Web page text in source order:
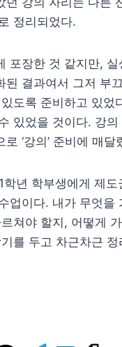
정리되었다.
포장한 것 같지만,
된 결과여서 그저 부
도록 준비하고 있었
있었을 것이다. 강
‘강의’ 준비에 매달
1학년 학부생에게 제
업이다. 내가 무엇을
쳐야 할지, 어떻게
를 두고 차근차근